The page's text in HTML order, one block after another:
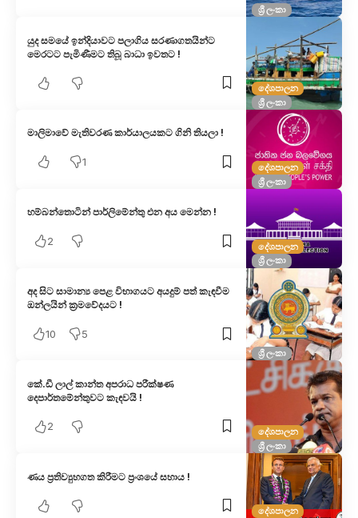
ශ්‍රී ලංකා
දේශපාලන
ශ්‍රී ලංකා
යුද සමයේ ඉන්දියාවට පලාගිය සරණාගතයින්ට
මෙරටට පැමිණීමට තිබූ බාධා ඉවතට !
දේශපාලන
ශ්‍රී ලංකා
මාලිමාවේ මැතිවරණ කාර්යාලයකට ගිනි තියලා !
1
දේශපාලන
ශ්‍රී ලංකා
හම්බන්තොටින් පාර්ලිමේන්තු එන අය මෙන්න !
2
ශ්‍රී ලංකා
අද සිට සාමාන්‍ය පෙළ විභාගයට අයදුම් පත් කැඳවීම
ඔන්ලයින් ක්‍රමවේදයට !
10 5
දේශපාලන
ශ්‍රී ලංකා
කේ.ඩී ලාල් කාන්ත අපරාධ පරීක්ෂණ
දෙපාර්තමේන්තුවට කැඳවයි !
2
දේශපාලන
ණය ප්‍රතිව්‍යුහගත කිරීමට ප්‍රංශයේ සහාය !